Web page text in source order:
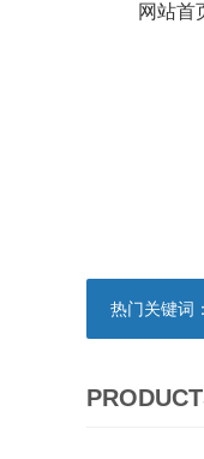
网站首
热门关键词：